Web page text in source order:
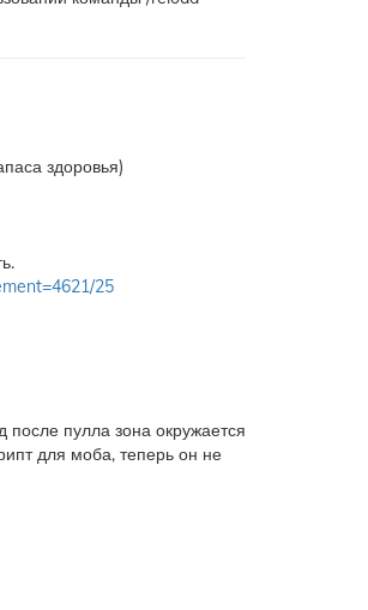
здоровья)
25
после пулла зона окружается
для моба, теперь он не